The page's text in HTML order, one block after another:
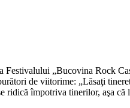
„Bucovina Rock
de viitorime: „Lăsaţi
împotriva tinerilor, aşa că